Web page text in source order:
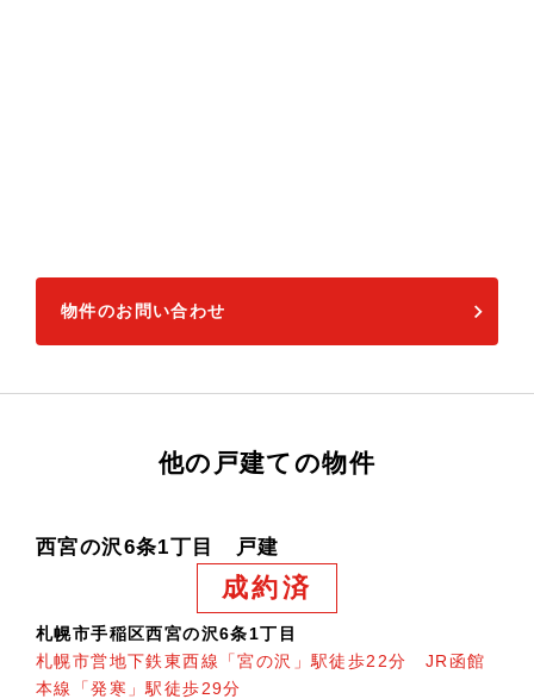
物件のお問い合わせ
他の戸建ての物件
西宮の沢6条1丁目 戸建
成約済
札幌市手稲区西宮の沢6条1丁目
札幌市営地下鉄東西線「宮の沢」駅徒歩22分 JR函館
本線「発寒」駅徒歩29分